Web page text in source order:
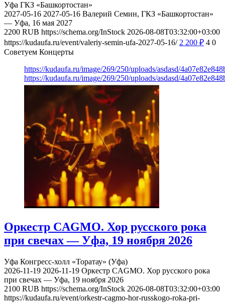
Уфа ГКЗ «Башкортостан»
2027-05-16 2027-05-16 Валерий Семин, ГКЗ «Башкортостан»
— Уфа, 16 мая 2027
2200 RUB https://schema.org/InStock 2026-08-08T03:32:00+03:00
https://kudaufa.ru/event/valeriy-semin-ufa-2027-05-16/ 2 200 ₽ 4 0
Советуем Концерты
https://kudaufa.ru/image/269/250/uploads/asdasd/
https://kudaufa.ru/image/269/250/uploads/asdasd/
Оркестр CAGMO. Хор русского рока
при свечах — Уфа, 19 ноября 2026
Уфа Конгресс-холл «Торатау» (Уфа)
2026-11-19 2026-11-19 Оркестр CAGMO. Хор русского рока
при свечах — Уфа, 19 ноября 2026
2100 RUB https://schema.org/InStock 2026-08-08T03:32:00+03:00
https://kudaufa.ru/event/orkestr-cagmo-hor-russkogo-roka-pri-